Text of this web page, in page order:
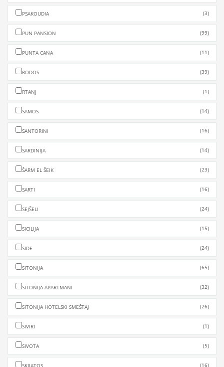
PSAKOUDIA (3)
PUN PANSION (99)
PUNTA CANA (11)
RODOS (39)
RTANJ (1)
SAMOS (14)
SANTORINI (16)
SARDINIJA (14)
ŠARM EL ŠEIK (23)
SARTI (16)
SEJŠELI (24)
SICILIJA (15)
SIDE (24)
SITONIJA (65)
SITONIJA APARTMANI (32)
SITONIJA HOTELSKI SMEŠTAJ (26)
SIVIRI (1)
SIVOTA (5)
SKIJATOS (16)